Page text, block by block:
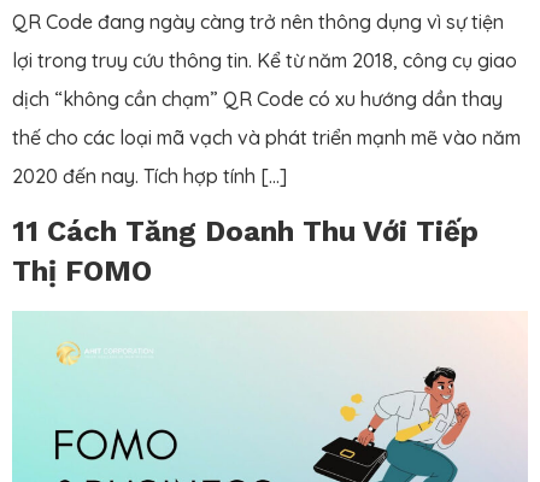
QR Code đang ngày càng trở nên thông dụng vì sự tiện
lợi trong truy cứu thông tin. Kể từ năm 2018, công cụ giao
dịch “không cần chạm” QR Code có xu hướng dần thay
thế cho các loại mã vạch và phát triển mạnh mẽ vào năm
2020 đến nay. Tích hợp tính […]
11 Cách Tăng Doanh Thu Với Tiếp
Thị FOMO